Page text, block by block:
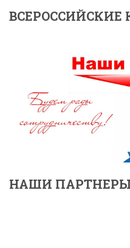
ВСЕРОССИЙСКИЕ
НАШИ ПАРТНЕРЫ